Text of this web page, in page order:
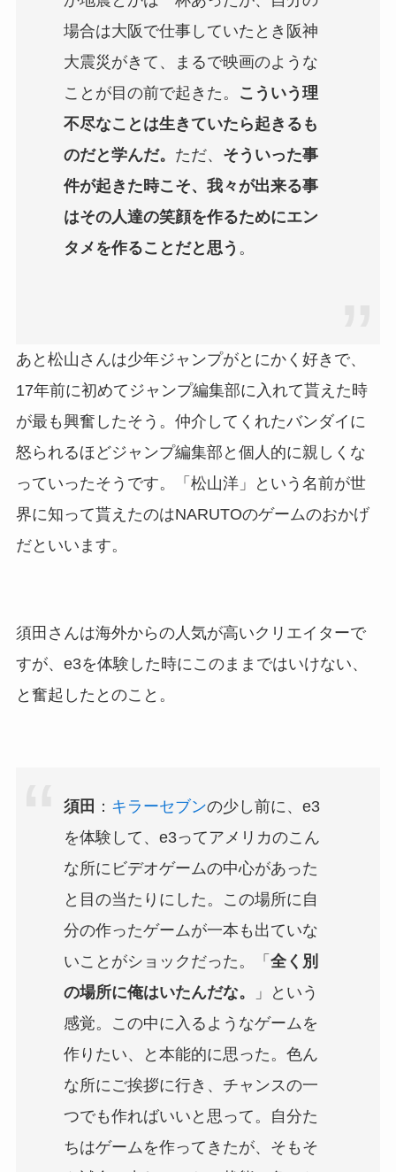
場合は大阪で仕事していたとき阪神
大震災がきて、まるで映画のような
ことが目の前で起きた。
こういう理
不尽なことは生きていたら起きるも
のだと学んだ。 ただ、 そういった事
件が起きた時こそ、我々が出来る事
はその人達の笑顔を作るためにエン
タメを作ることだと思う 。
あと松山さんは少年ジャンプがとにかく好きで、
17年前に初めてジャンプ編集部に入れて貰えた時
が最も興奮したそう。仲介してくれたバンダイに
怒られるほどジャンプ編集部と個人的に親しくな
っていったそうです。「松山洋」という名前が世
界に知って貰えたのはNARUTOのゲームのおかげ
だといいます。
須田さんは海外からの人気が高いクリエイターで
すが、e3を体験した時にこのままではいけない、
と奮起したとのこと。
須田 ： キラーセブンの少し前に、e3
を体験して、e3ってアメリカのこん
な所にビデオゲームの中心があった
と目の当たりにした。この場所に自
分の作ったゲームが一本も出ていな
いことがショックだった。「 全く別
の場所に俺はいたんだな。
」という
感覚。この中に入るようなゲームを
作りたい、と本能的に思った。色ん
な所にご挨拶に行き、チャンスの一
つでも作ればいいと思って。自分た
ちはゲームを作ってきたが、そもそ